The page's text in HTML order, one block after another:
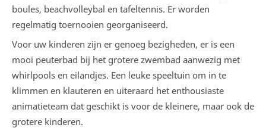
boules, beachvolleybal en tafeltennis. Er worden
regelmatig toernooien georganiseerd.
Voor uw kinderen zijn er genoeg bezigheden, er is een
mooi peuterbad bij het grotere zwembad aanwezig met
whirlpools en eilandjes. Een leuke speeltuin om in te
klimmen en klauteren en uiteraard het enthousiaste
animatieteam dat geschikt is voor de kleinere, maar ook de
grotere kinderen.